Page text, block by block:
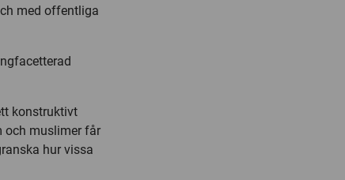
med offentliga
konstruktivt
och muslimer får
hur vissa